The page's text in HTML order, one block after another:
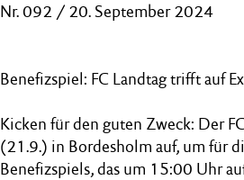
Nr. 092 / 20. September 2024
Benefizspiel: FC Landtag trifft auf
Kicken für den guten Zweck: Der
(21.9.) in Bordesholm auf, um für
Benefizspiels, das um 15:00 Uhr